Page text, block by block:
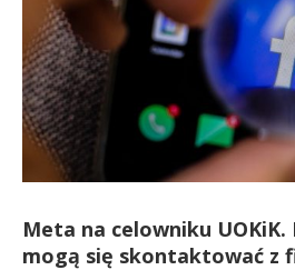
Meta na celowniku UOKiK.
mogą się skontaktować z